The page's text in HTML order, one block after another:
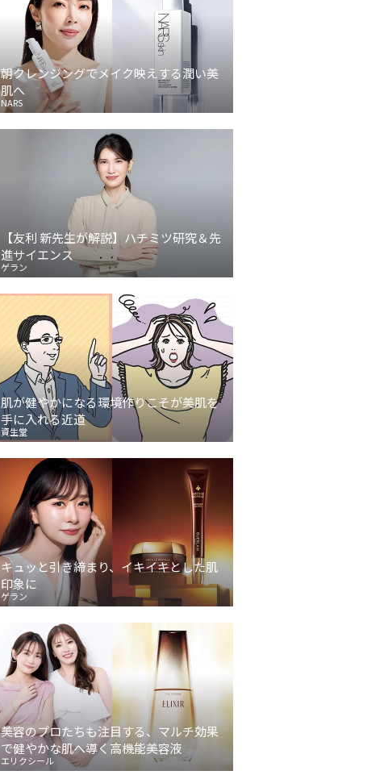
朝クレンジングでメイク映えする潤い美
肌へ
NARS
【友利 新先生が解説】ハチミツ研究＆先
進サイエンス
ゲラン
肌が健やかになる環境作りこそが美肌を
手に入れる近道
資生堂
キュッと引き締まり、イキイキとした肌
印象に
ゲラン
美容のプロたちも注目する、マルチ効果
で健やかな肌へ導く高機能美容液
エリクシール